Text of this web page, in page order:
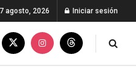
agosto, 2026 Iniciar sesión